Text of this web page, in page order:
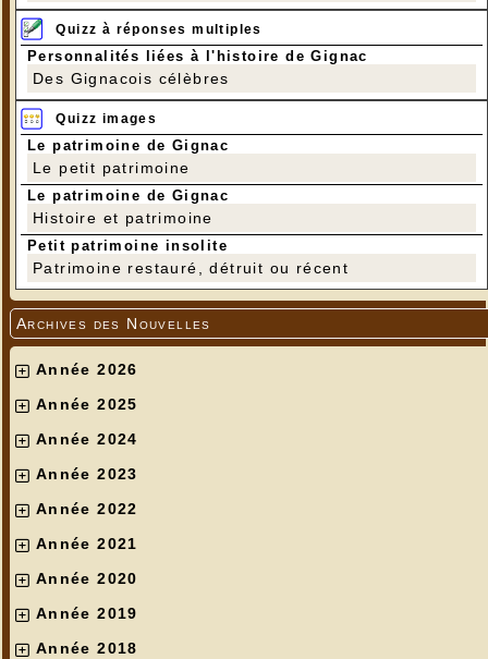
Quizz à réponses multiples
Personnalités liées à l'histoire de Gignac
Des Gignacois célèbres
Quizz images
Le patrimoine de Gignac
Le petit patrimoine
Le patrimoine de Gignac
Histoire et patrimoine
Petit patrimoine insolite
Patrimoine restauré, détruit ou récent
Archives des Nouvelles
Année 2026
Année 2025
Année 2024
Année 2023
Année 2022
Année 2021
Année 2020
Année 2019
Année 2018